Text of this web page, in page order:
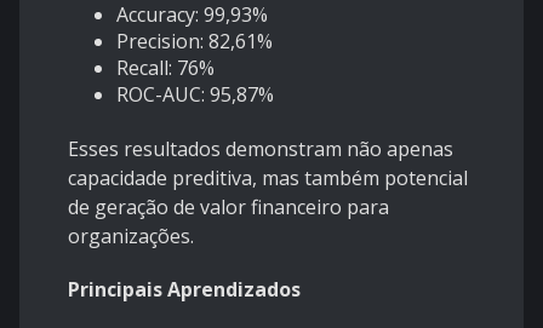
Accuracy: 99,93%
Precision: 82,61%
Recall: 76%
ROC-AUC: 95,87%
Esses resultados demonstram não apenas
capacidade preditiva, mas também potencial
de geração de valor financeiro para
organizações.
Principais Aprendizados